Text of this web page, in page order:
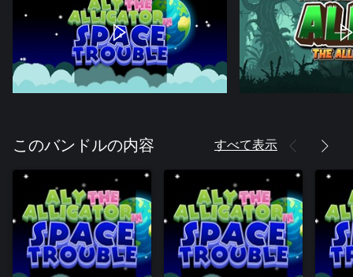
このバンドルの内容 すべて表示